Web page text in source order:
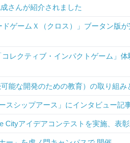
さんが紹介されました
ドゲームＸ（クロス）」ブータン版
レクティブ・インパクトゲーム」
能な開発のための教育）の取り組み
スシップアース」にインタビュー記
Cityアイデアコンテストを実施、表